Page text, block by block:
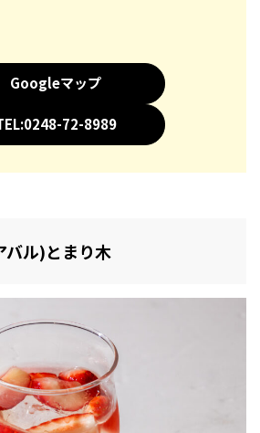
Googleマップ
72-8989
バル)とまり木